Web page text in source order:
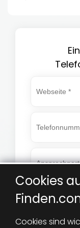
Ich
diese. *
Cookies
Cookies sind